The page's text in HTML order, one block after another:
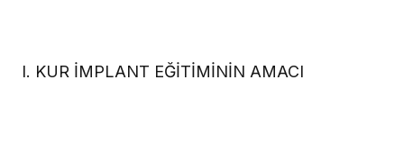
I. KUR İMPLANT EĞİTİMİNİN AMACI